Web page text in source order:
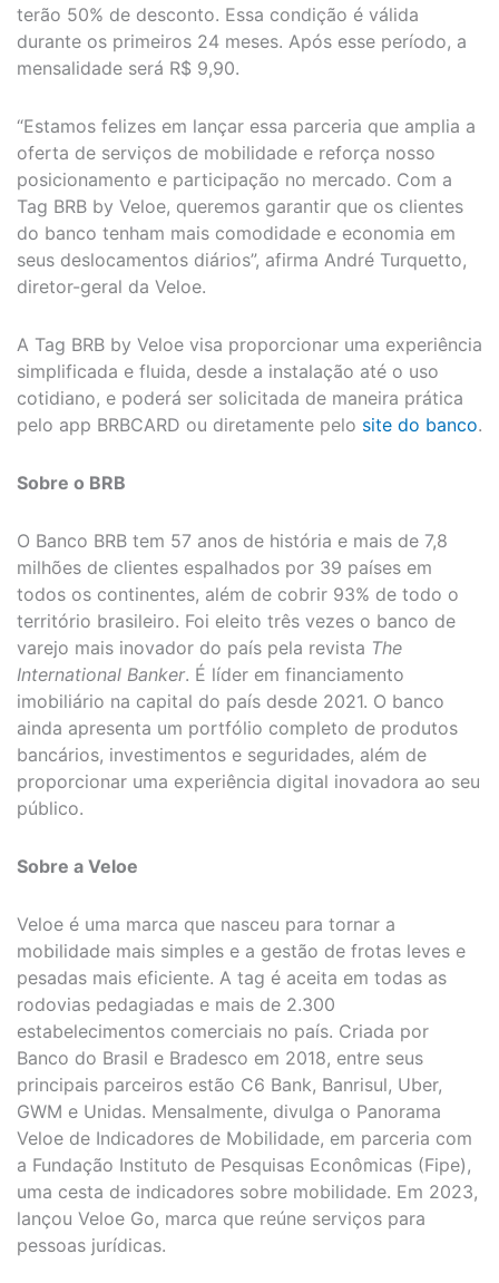
terão 50% de desconto. Essa condição é válida
durante os primeiros 24 meses. Após esse período, a
mensalidade será R$ 9,90.
“Estamos felizes em lançar essa parceria que amplia a
oferta de serviços de mobilidade e reforça nosso
posicionamento e participação no mercado. Com a
Tag BRB by Veloe, queremos garantir que os clientes
do banco tenham mais comodidade e economia em
seus deslocamentos diários”, afirma André Turquetto,
diretor-geral da Veloe.
A Tag BRB by Veloe visa proporcionar uma experiência
simplificada e fluida, desde a instalação até o uso
cotidiano, e poderá ser solicitada de maneira prática
pelo app BRBCARD ou diretamente pelo site do banco.
Sobre o BRB
O Banco BRB tem 57 anos de história e mais de 7,8
milhões de clientes espalhados por 39 países em
todos os continentes, além de cobrir 93% de todo o
território brasileiro. Foi eleito três vezes o banco de
varejo mais inovador do país pela revista The
International Banker. É líder em financiamento
imobiliário na capital do país desde 2021. O banco
ainda apresenta um portfólio completo de produtos
bancários, investimentos e seguridades, além de
proporcionar uma experiência digital inovadora ao seu
público.
Sobre a Veloe
Veloe é uma marca que nasceu para tornar a
mobilidade mais simples e a gestão de frotas leves e
pesadas mais eficiente. A tag é aceita em todas as
rodovias pedagiadas e mais de 2.300
estabelecimentos comerciais no país. Criada por
Banco do Brasil e Bradesco em 2018, entre seus
principais parceiros estão C6 Bank, Banrisul, Uber,
GWM e Unidas. Mensalmente, divulga o Panorama
Veloe de Indicadores de Mobilidade, em parceria com
a Fundação Instituto de Pesquisas Econômicas (Fipe),
uma cesta de indicadores sobre mobilidade. Em 2023,
lançou Veloe Go, marca que reúne serviços para
pessoas jurídicas.